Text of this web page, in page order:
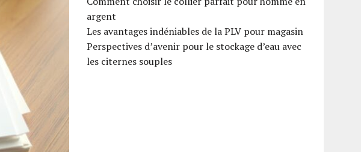
argent
Les avantages indéniables de la PLV pour magasin
Perspectives d’avenir pour le stockage d’eau avec
les citernes souples